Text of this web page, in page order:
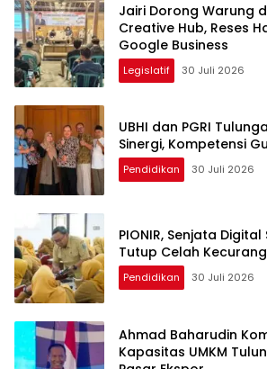
Jairi Dorong Warung
Creative Hub, Reses
Google Business
Legislatif 30 Juli 2026
UBHI dan PGRI
Sinergi, Kompetensi
Pendidikan 30 Juli 2026
PIONIR, Senjata Digital
Tutup Celah
Pendidikan 30 Juli 2026
Ahmad Baharudin
Kapasitas UMKM